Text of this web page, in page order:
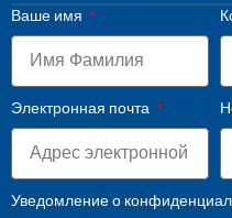
Ваше имя
Электронная почта
Уведомление о